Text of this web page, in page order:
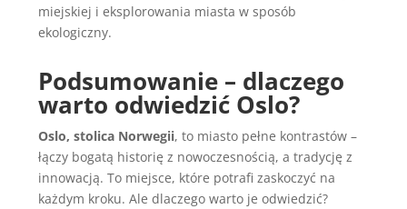
miejskiej i eksplorowania miasta w sposób
ekologiczny.
Podsumowanie – dlaczego
warto odwiedzić Oslo?
Oslo, stolica Norwegii, to miasto pełne kontrastów –
łączy bogatą historię z nowoczesnością, a tradycję z
innowacją. To miejsce, które potrafi zaskoczyć na
każdym kroku. Ale dlaczego warto je odwiedzić?